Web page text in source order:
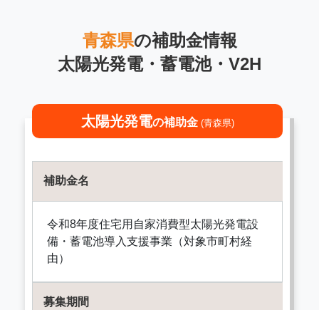
青森県の補助金情報
太陽光発電・蓄電池・V2H
太陽光発電の補助金 (青森県)
補助金名
令和8年度住宅用自家消費型太陽光発電設
備・蓄電池導入支援事業（対象市町村経
由）
募集期間